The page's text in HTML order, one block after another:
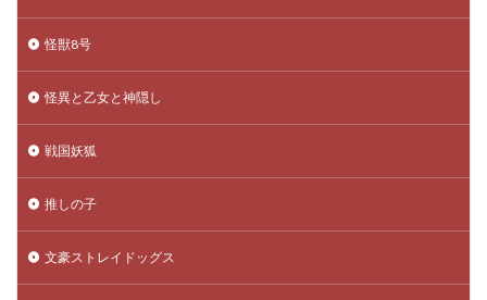
怪獣8号
怪異と乙女と神隠し
戦国妖狐
推しの子
文豪ストレイドッグス